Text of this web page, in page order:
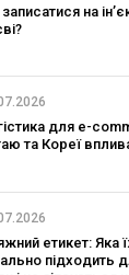
на
для e-
та Кореї
етикет: Яка
підходить